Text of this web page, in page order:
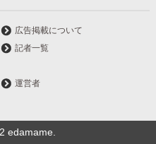
広告掲載について
記者一覧
運営者
edamame.